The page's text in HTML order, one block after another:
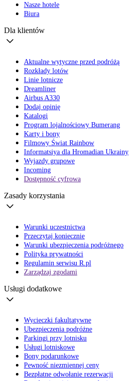
Nasze hotele
Biura
Dla klientów
Aktualne wytyczne przed podróżą
Rozkłady lotów
Linie lotnicze
Dreamliner
Airbus A330
Dodaj opinię
Katalogi
Program lojalnościowy Bumerang
Karty i bony
Filmowy Świat Rainbow
Informatsiya dla Hromadian Ukrainy
Wyjazdy grupowe
Incoming
Dostępność cyfrowa
Zasady korzystania
Warunki uczestnictwa
Przeczytaj koniecznie
Warunki ubezpieczenia podróżnego
Polityka prywatności
Regulamin serwisu R.pl
Zarządzaj zgodami
Usługi dodatkowe
Wycieczki fakultatywne
Ubezpieczenia podróżne
Parkingi przy lotnisku
Usługi lotniskowe
Bony podarunkowe
Pewność niezmiennej ceny
Bezpłatne odwołanie rezerwacji